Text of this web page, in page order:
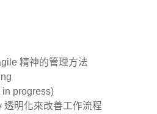
精神的管理方法
progress)
透明化來改善工作流程